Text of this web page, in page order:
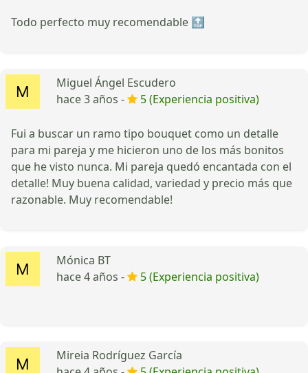
Todo perfecto muy recomendable 🔝
Miguel Ángel Escudero
hace 3 años -
5 (Experiencia positiva)
Fui a buscar un ramo tipo bouquet como un detalle
para mi pareja y me hicieron uno de los más bonitos
que he visto nunca. Mi pareja quedó encantada con el
detalle! Muy buena calidad, variedad y precio más que
razonable. Muy recomendable!
Mónica BT
hace 4 años -
5 (Experiencia positiva)
Mireia Rodríguez García